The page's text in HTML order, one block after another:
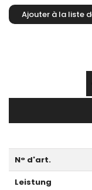
N° d'art.
Leistung